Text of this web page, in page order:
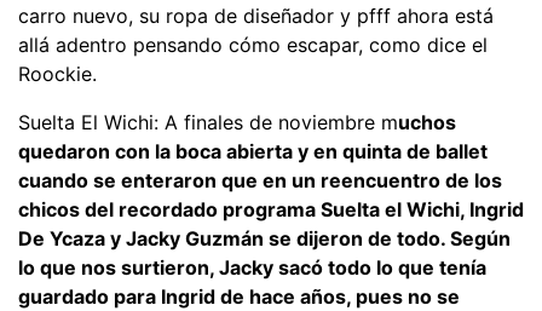
carro nuevo, su ropa de diseñador y pfff ahora está
allá adentro pensando cómo escapar, como dice el
Roockie.
Suelta El Wichi: A finales de noviembre muchos
quedaron con la boca abierta y en quinta de ballet
cuando se enteraron que en un reencuentro de los
chicos del recordado programa Suelta el Wichi, Ingrid
De Ycaza y Jacky Guzmán se dijeron de todo. Según
lo que nos surtieron, Jacky sacó todo lo que tenía
guardado para Ingrid de hace años, pues no se